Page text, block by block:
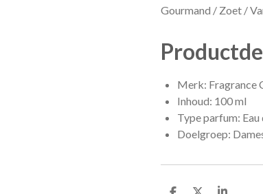
Gourmand / Zoet /
Merk: Fragrance
Inhoud: 100 ml
Type parfum: Eau
Doelgroep: